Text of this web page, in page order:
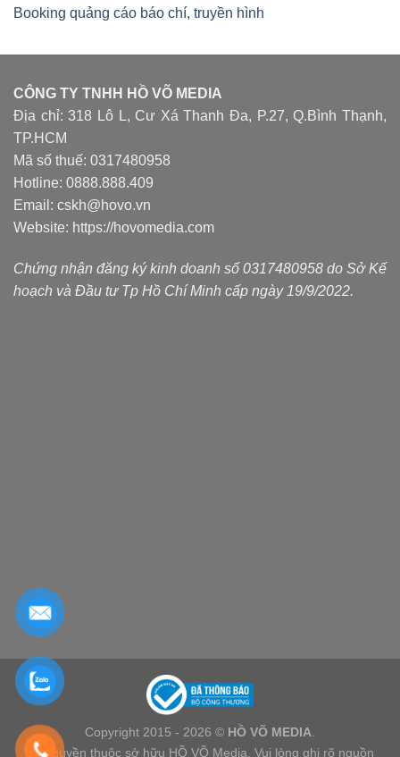
Booking quảng cáo báo chí, truyền hình
CÔNG TY TNHH HỒ VÕ MEDIA
Địa chỉ: 318 Lô L, Cư Xá Thanh Đa, P.27, Q.Bình Thạnh,
TP.HCM
Mã số thuế: 0317480958
Hotline: 0888.888.409
Email: cskh@hovo.vn
Website: https://hovomedia.com
Chứng nhận đăng ký kinh doanh số 0317480958 do Sở Kế
hoạch và Đầu tư Tp Hồ Chí Minh cấp ngày 19/9/2022.
Copyright 2015 - 2026 © HỒ VÕ MEDIA
Bản quyền thuộc sở hữu HỒ VÕ Media. Vui lòng ghi rõ nguồn